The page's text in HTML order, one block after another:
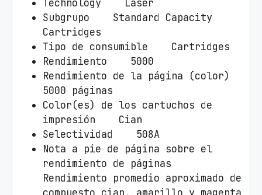
Technology Laser
Subgrupo Standard Capacity
Cartridges
Tipo de consumible Cartridges
Rendimiento 5000
Rendimiento de la página (color)
5000 páginas
Color(es) de los cartuchos de
impresión Cian
Selectividad 508A
Nota a pie de página sobre el
rendimiento de páginas
Rendimiento promedio aproximado de